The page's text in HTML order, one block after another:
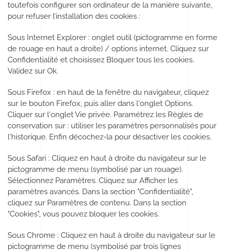
toutefois configurer son ordinateur de la manière suivante,
pour refuser l’installation des cookies :
Sous Internet Explorer : onglet outil (pictogramme en forme
de rouage en haut a droite) / options internet. Cliquez sur
Confidentialité et choisissez Bloquer tous les cookies.
Validez sur Ok.
Sous Firefox : en haut de la fenêtre du navigateur, cliquez
sur le bouton Firefox, puis aller dans l'onglet Options.
Cliquer sur l'onglet Vie privée. Paramétrez les Règles de
conservation sur : utiliser les paramètres personnalisés pour
l'historique. Enfin décochez-la pour désactiver les cookies.
Sous Safari : Cliquez en haut à droite du navigateur sur le
pictogramme de menu (symbolisé par un rouage).
Sélectionnez Paramètres. Cliquez sur Afficher les
paramètres avancés. Dans la section "Confidentialité",
cliquez sur Paramètres de contenu. Dans la section
"Cookies", vous pouvez bloquer les cookies.
Sous Chrome : Cliquez en haut à droite du navigateur sur le
pictogramme de menu (symbolisé par trois lignes